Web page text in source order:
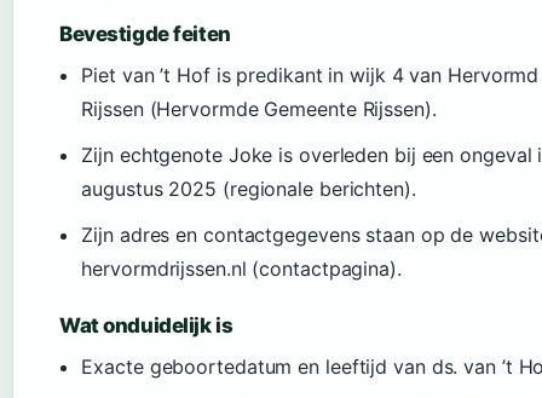
Bevestigde feiten
Piet van ’t Hof is predikant in wijk 4 van Hervormd
Rijssen (Hervormde Gemeente Rijssen).
Zijn echtgenote Joke is overleden bij een ongeval
augustus 2025 (regionale berichten).
Zijn adres en contactgegevens staan op de
hervormdrijssen.nl (contactpagina).
Wat onduidelijk is
Exacte geboortedatum en leeftijd van ds. van ’t